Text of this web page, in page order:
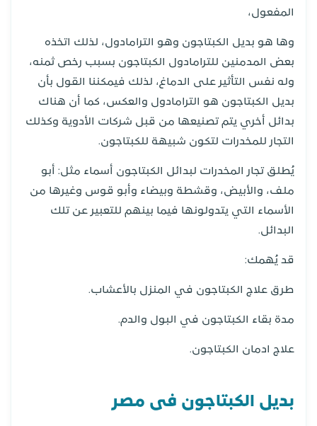
المفعول،
وها هو بديل الكبتاجون وهو الترامادول، لذلك اتخذه
بعض المدمنين للترامادول الكبتاجون بسبب رخص ثمنه،
وله نفس التأثير على الدماغ، لذلك فيمكننا القول بأن
بديل الكبتاجون هو الترامادول والعكس، كما أن هناك
بدائل أخري يتم تصنيعها من قبل شركات الأدوية وكذلك
التجار للمخدرات لتكون شبيهة للكبتاجون.
يُطلق تجار المخدرات لبدائل الكبتاجون أسماء مثل: أبو
ملف، والأبيض، وقشطة وبيضاء وأبو قوس وغيرها من
الأسماء التي يتدولونها فيما بينهم للتعبير عن تلك
البدائل.
قد يُهمك:
طرق علاج الكبتاجون في المنزل بالأعشاب.
مدة بقاء الكبتاجون في البول والدم.
علاج ادمان الكبتاجون.
بديل الكبتاجون فى مصر